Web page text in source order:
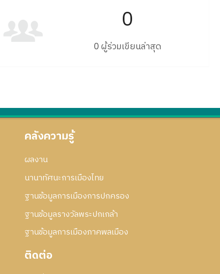
0
0 ผู้ร่วมเขียนล่าสุด
คลังความรู้
ผลงาน
นานาทัศนะการเมืองไทย
ฐานข้อมูลการเมืองการปกครอง
ฐานข้อมูลรางวัลพระปกเกล้า
ฐานข้อมูลการเมืองภาคพลเมือง
ติดต่อ